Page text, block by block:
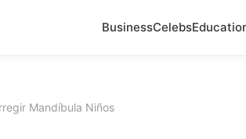
BusinessCelebs
Mandíbula Niños